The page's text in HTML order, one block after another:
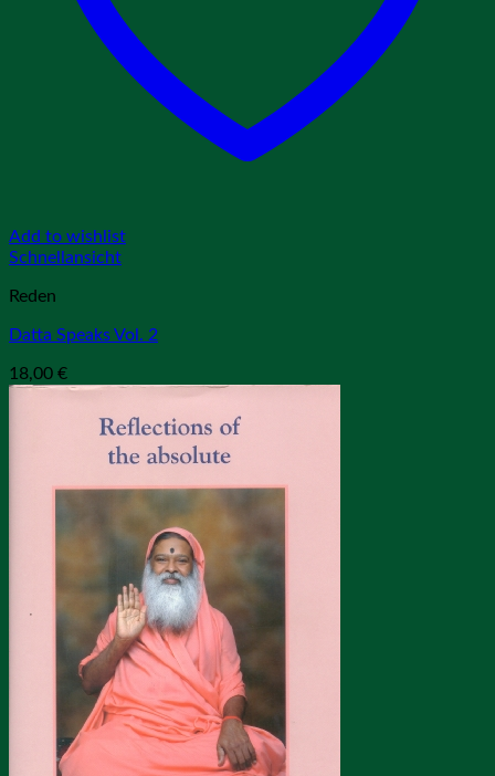
Add to wishlist
Schnellansicht
Reden
Datta Speaks Vol. 2
18,00 €